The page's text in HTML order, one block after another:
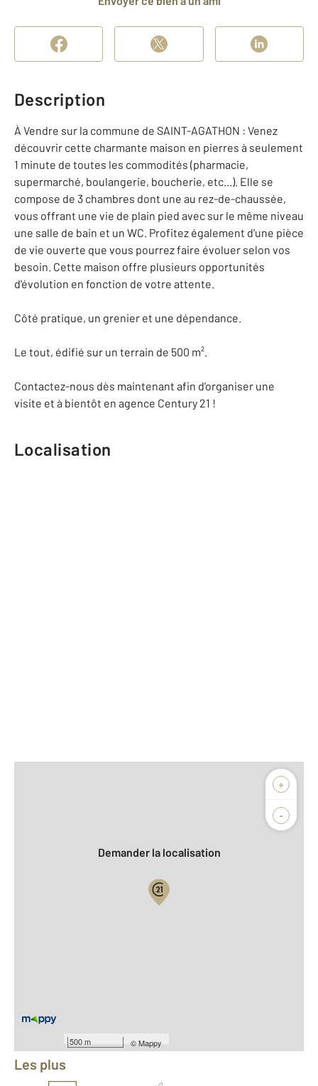
Description
À Vendre sur la commune de SAINT-AGATHON : Venez
découvrir cette charmante maison en pierres à seulement
1 minute de toutes les commodités (pharmacie,
supermarché, boulangerie, boucherie, etc...). Elle se
compose de 3 chambres dont une au rez-de-chaussée,
vous offrant une vie de plain pied avec sur le même niveau
une salle de bain et un WC. Profitez également d'une pièce
de vie ouverte que vous pourrez faire évoluer selon vos
besoin. Cette maison offre plusieurs opportunités
d'évolution en fonction de votre attente.
Côté pratique, un grenier et une dépendance.
Le tout, édifié sur un terrain de 500 m².
Contactez-nous dès maintenant afin d'organiser une
visite et à bientôt en agence Century 21 !
Localisation
+
-
500 m ©Mappy
Biens vendus
Demander la localisation
Équipements
Les plus